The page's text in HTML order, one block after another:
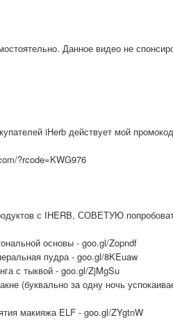
Данное видео не
iHerb действует мой
?rcode=KWG976
с IHERB, СОВЕТУЮ
основы - goo.gl/Zopndf
пудра - goo.gl/8KEuaw
с тыквой - goo.gl/ZjMgSu
(буквально за одну ночь
макияжа ELF - goo.gl/ZYgtnW